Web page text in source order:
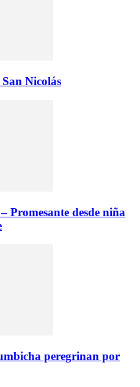
Nicolás
Promesante desde niña
peregrinan por